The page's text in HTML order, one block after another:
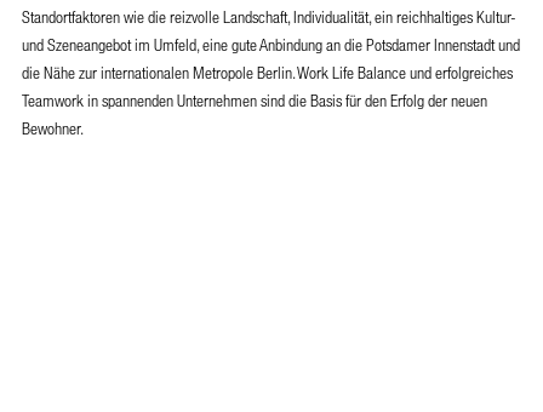
Standortfaktoren wie die reizvolle Landschaft, Individualität, ein reichhaltiges Kultur-
und Szeneangebot im Umfeld, eine gute Anbindung an die Potsdamer Innenstadt und
die Nähe zur internationalen Metropole Berlin. Work Life Balance und erfolgreiches
Teamwork in spannenden Unternehmen sind die Basis für den Erfolg der neuen
Bewohner.